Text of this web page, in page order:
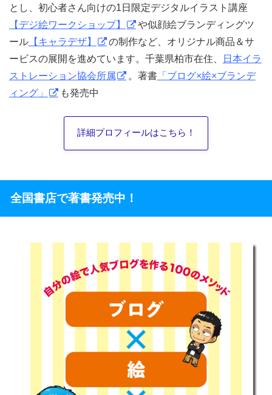
とし、初心者さん向けの1日限定デジタルイラスト講座
【デジ絵ワークショップ】
や似顔絵ブランディングツ
ール【キャラデザ】
の制作など、オリジナル商品＆サ
ービスの展開を進めています。千葉県柏市在住、
日本イラ
ストレーション協会所属
。著書「ブログ×絵×ブランデ
ィング」
も発売中
詳細プロフィールはこちら！
全国書店で著書発売中！